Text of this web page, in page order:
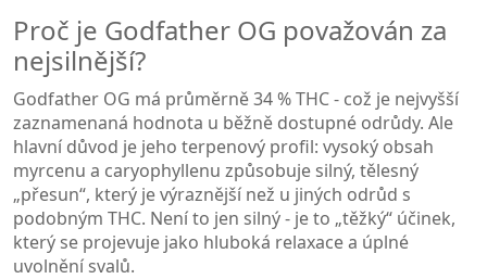
Proč je Godfather OG považován za
nejsilnější?
Godfather OG má průměrně 34 % THC - což je nejvyšší
zaznamenaná hodnota u běžně dostupné odrůdy. Ale
hlavní důvod je jeho terpenový profil: vysoký obsah
myrcenu a caryophyllenu způsobuje silný, tělesný
„přesun“, který je výraznější než u jiných odrůd s
podobným THC. Není to jen silný - je to „těžký“ účinek,
který se projevuje jako hluboká relaxace a úplné
uvolnění svalů.